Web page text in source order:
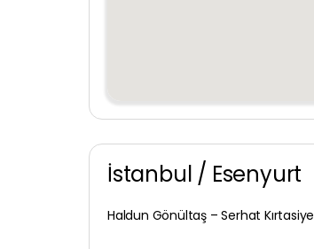
İstanbul / Esenyurt
Haldun Gönültaş – Serhat Kırtasiye